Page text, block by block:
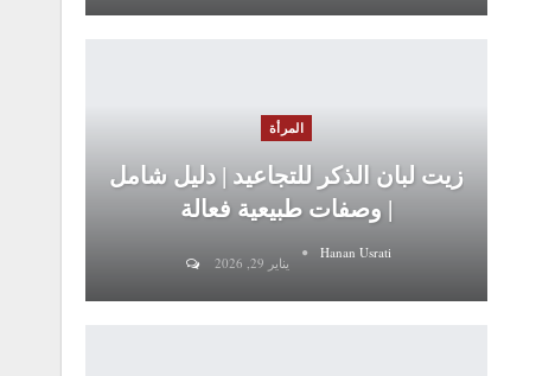
المرأة
زيت لبان الذكر للتجاعيد | دليل شامل
| وصفات طبيعية فعالة
Hanan Usrati
يناير 29, 2026